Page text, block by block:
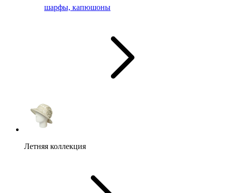
шарфы, капюшоны
Летняя коллекция